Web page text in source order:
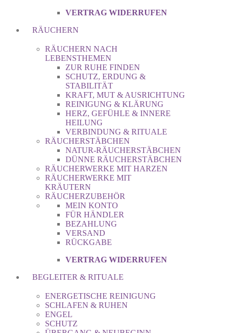
VERTRAG WIDERRUFEN
RÄUCHERN
RÄUCHERN NACH
LEBENSTHEMEN
ZUR RUHE FINDEN
SCHUTZ, ERDUNG &
STABILITÄT
KRAFT, MUT & AUSRICHTUNG
REINIGUNG & KLÄRUNG
HERZ, GEFÜHLE & INNERE
HEILUNG
VERBINDUNG & RITUALE
RÄUCHERSTÄBCHEN
NATUR-RÄUCHERSTÄBCHEN
DÜNNE RÄUCHERSTÄBCHEN
RÄUCHERWERKE MIT HARZEN
RÄUCHERWERKE MIT
KRÄUTERN
RÄUCHERZUBEHÖR
MEIN KONTO
FÜR HÄNDLER
BEZAHLUNG
VERSAND
RÜCKGABE
VERTRAG WIDERRUFEN
BEGLEITER & RITUALE
ENERGETISCHE REINIGUNG
SCHLAFEN & RUHEN
ENGEL
SCHUTZ